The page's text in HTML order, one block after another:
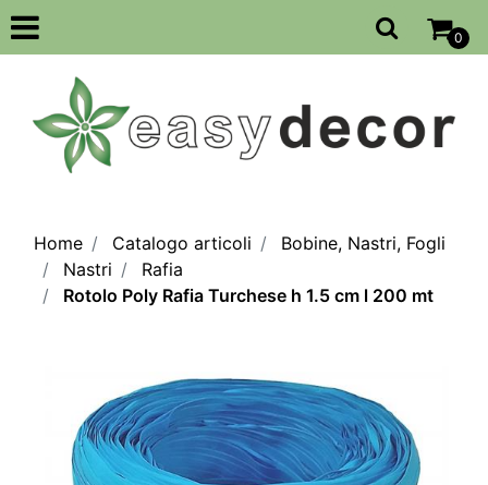
Open
0
Home Catalogo articoli
Bobine, Nastri, Fogli
Nastri
Rafia
Rotolo Poly Rafia Turchese h 1.5 cm l 200 mt